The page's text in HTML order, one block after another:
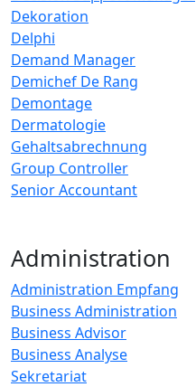
Dekoration
Delphi
Demand Manager
Demichef De Rang
Demontage
Dermatologie
Gehaltsabrechnung
Group Controller
Senior Accountant
Administration
Administration Empfang
Business Administration
Business Advisor
Business Analyse
Sekretariat